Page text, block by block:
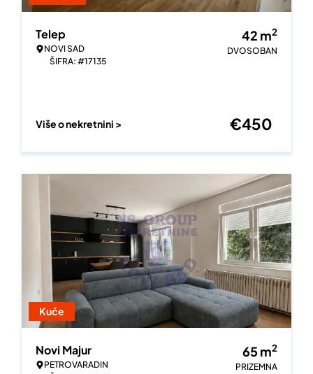
Telep
NOVI SAD
ŠIFRA: #17135
42 m2
DVOSOBAN
Više o nekretnini > €450
Kuće
Novi Majur
PETROVARADIN
65m2
PRIZEMNA